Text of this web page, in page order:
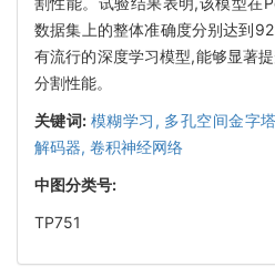
数据集上的整体准确度分别达到
有流行的深度学习模型,能够显著
分割性能。
关键词: 模糊学习, 多孔空间金字
解码器, 卷积神经网络
中图分类号:
TP751